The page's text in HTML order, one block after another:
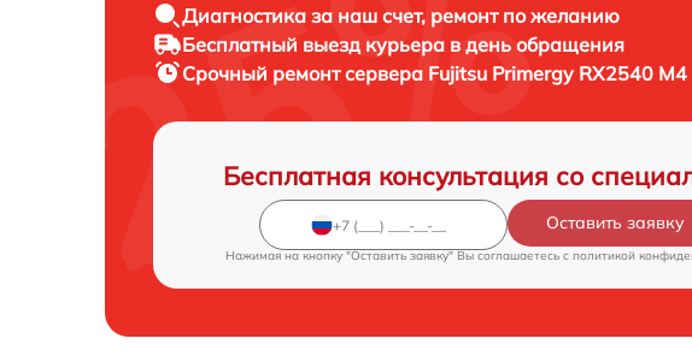
Диагностика за наш счет, ремонт по желанию
Бесплатный выезд курьера в день обращения
Срочный ремонтсервера Fujitsu Primergy RX2540 M4
Бесплатная консультация со
Оставить заявку
Нажимая на кнопку "Оставить заявку" Вы соглашаетесь c политикой